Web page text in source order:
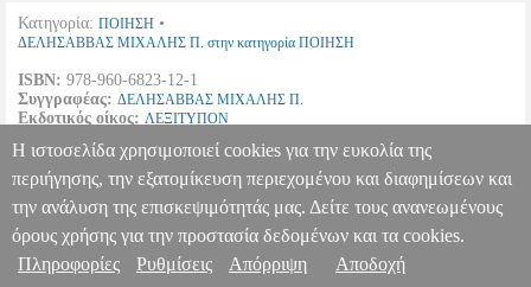
Κατηγορία: ΠΟΙΗΣΗ •
ΔΕΛΗΣΑΒΒΑΣ ΜΙΧΑΛΗΣ Π. στην κατηγορία ΠΟΙΗΣΗ
ISBN: 978-960-6823-12-1
Συγγραφέας: ΔΕΛΗΣΑΒΒΑΣ ΜΙΧΑΛΗΣ Π.
Εκδοτικός οίκος: ΛΕΞΙΤΥΠΟΝ
Διαστάσεις:14Χ20, 5
Ημερομηνία Έκδοσης: 2008
ΕΚ ΠΑΡΑΛΛΗΛΟΥ ΚΑΙ ΕΝ ΑΝΤΙΘΕΣΕΙ BKS.0958118
BKS.0958118 ΔΕΛΗΣΑΒΒΑΣ ΜΙΧΑΛΗΣ Π. ΔΕΛΗΣΑΒΒΑΣ
ΜΙΧΑΛΗΣ Π.
ΠΟΙΗΣΗ
Κατηγορία: ΠΟΙΗΣΗ
•ΔΕΛΗΣΑΒΒΑΣ ΜΙΧΑΛΗΣ Π. στην κατηγορία ΠΟΙΗΣΗ ISBN:
Πληροφορίες & Υπηρεσίες >
Η ιστοσελίδα χρησιμοποιεί cookies για την ευκολία της
περιήγησης, την εξατομίκευση περιεχομένου και διαφημίσεων και
την ανάλυση της επισκεψιμότητάς μας. Δείτε τους ανανεωμένους
όρους χρήσης για την προστασία δεδομένων και τα cookies.
Πληροφορίες
Ρυθμίσεις Απόρριψη Αποδοχή